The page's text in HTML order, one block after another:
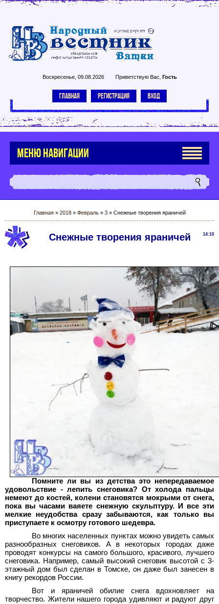
Воскресенье, 09.08.2026 Приветствую Вас Гость
ГЛАВНАЯ РЕГИСТРАЦИЯ ВХОД
МЕНЮ НАВИГАЦИИ
Главная» 2018 » Февраль » 3» Снежные творения яраничей
14:10
Снежные творения яраничей
Помните ли вы из детства это непередаваемое
удовольствие - лепить снеговика? От холода пальцы
немеют до костей, колени становятся мокрыми от снега,
пока вы часами ваяете снежную скульптуру. И все эти
мелкие неудобства сразу забываются, как только вы
приступаете к осмотру готового шедевра.
Во многих населенных пунктах можно увидеть самых
разнообразных снеговиков. А в некоторых городах даже
проводят конкурсы на самого большого, красивого, лучшего
снеговика. Например, самый высокий снеговик высотой с 3-
этажный дом был сделан в Томске, он даже был занесен в
книгу рекордов России.
Вот и яраничей обилие снега вдохновляет на
творчество. Жители нашего города удивляют и радуют друг